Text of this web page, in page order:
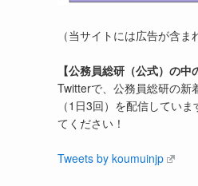
（当サイトには広告が含ま
【公務員総研（公式）の中
Twitterで、公務員総研の新
（1日3回）を配信してい
てください！
Tweets by koumuinjp